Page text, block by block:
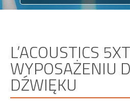
L’ACOUSTICS
WYPOSAŻENIU
DŹWIĘKU